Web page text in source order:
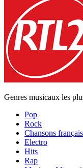
Genres musicaux les
Pop
Rock
Chansons
Electro
Hits
Rap